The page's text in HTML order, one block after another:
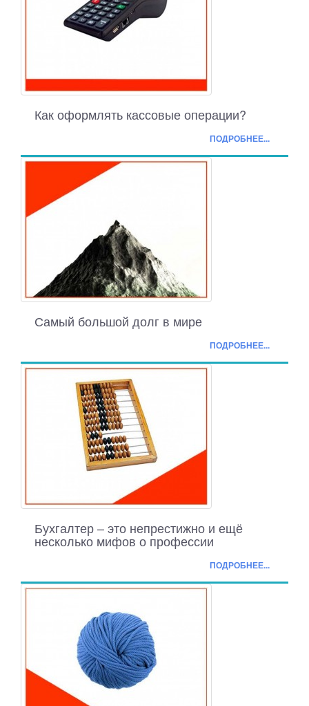
Как оформлять кассовые операции?
ПОДРОБНЕЕ...
Самый большой долг в мире
ПОДРОБНЕЕ...
Бухгалтер – это непрестижно и ещё
несколько мифов о профессии
ПОДРОБНЕЕ...